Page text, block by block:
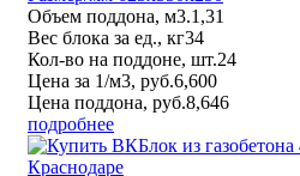
Объем поддона, м3.1,31
Вес блока за ед., кг34
Кол-во на поддоне, шт.24
Цена за 1/м3, руб.6,600
Цена поддона, руб.8,646
подробнее